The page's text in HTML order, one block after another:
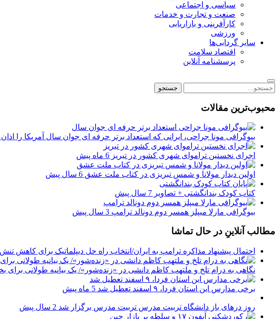
سیاسی و اجتماعی
صنعت و تجارت و خدمات
کارآفرینی و بازاریابی
ورزشی
سایر گردابی‌ها
اقتصاد سلامت
پرسشنامه آنلاین
محبوب‌ترین مقالات
بیوگرافی مونا جراحی، ایرانی که استعداد برتر حرفه ای جوان سال آمریکا را
اجرای نخستین تراموای شهری کشور در تبریز 6 ماه پیش
اولین دیدار مولانا و شمس تبریزی در کتاب ملت عشق 6 سال پیش
کتاب کودک بندانگشتی + تصاویر 7 سال پیش
بیوگرافی مارلا میپلز همسر دوم دونالد ترامپ 3 سال پیش
مطالب آنلاینِ در حال تماشا
احتمال پیشنهاد مذاکره ترامپ به ایران/انتخاب راه حل دیپلماتیک برای کاهش
نگاهی به درام تلخ و ملتهب کاظم دانشی در «زنده‌شور»/ یک بیانیه طولانی
برخی مدارس این استان فردا، ۹ اسفند تعطیل شد 5 ماه پیش
روز درهای باز دانشگاه تربیت مدرس تربیت مدرس برگزار شد 2 سال پیش